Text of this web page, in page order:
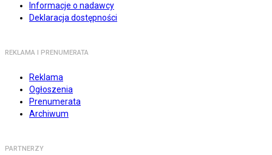
Informacje o nadawcy
Deklaracja dostępności
REKLAMA I PRENUMERATA
Reklama
Ogłoszenia
Prenumerata
Archiwum
PARTNERZY